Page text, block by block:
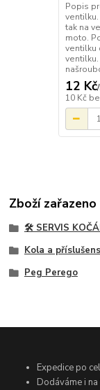
Popis
tak na
moto.
ventilku
12 Kč/
10 Kč
Zboží
🛠️ SERVIS
Kola a
Peg Perego
Expedice po
Dodáváme i